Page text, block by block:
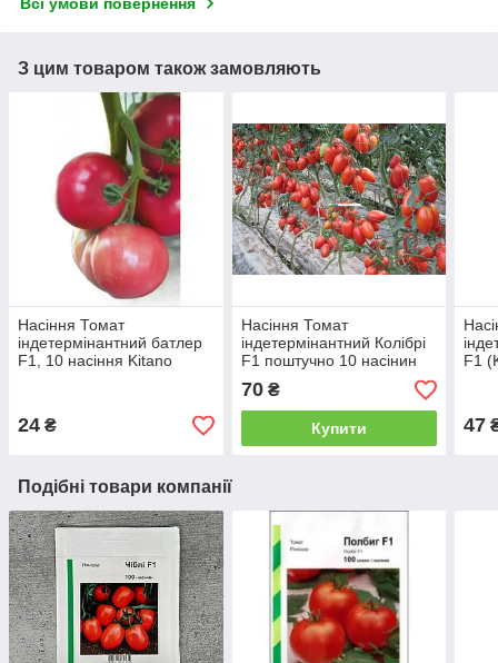
З цим товаром також замовляють
Насіння Томат
індетермінантний батлер
F1, 10 насіння Kitano
24 ₴
Насіння Томат
індетермінантний Колібрі
F1 поштучно 10 насінин
Clause
70₴
Купити
F1
47
Подібні товари компанії